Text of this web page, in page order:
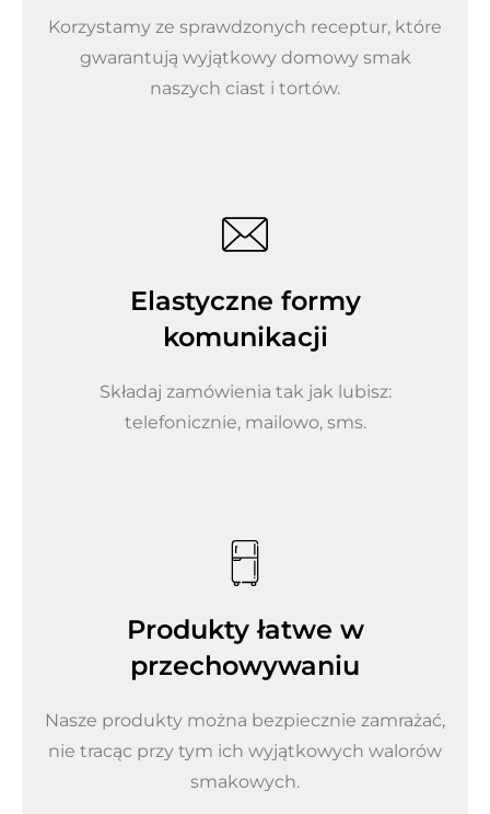
Korzystamy ze sprawdzonych receptur, które
gwarantują wyjątkowy domowy smak
naszych ciast i tortów.
Elastyczne formy
komunikacji
Składaj zamówienia tak jak lubisz:
telefonicznie, mailowo, sms.
Produkty łatwe w
przechowywaniu
Nasze produkty można bezpiecznie zamrażać,
nie tracąc przy tym ich wyjątkowych walorów
smakowych.